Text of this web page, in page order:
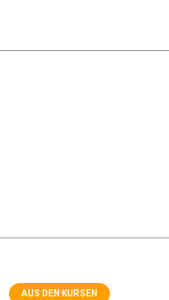
AUS DEN KURSEN